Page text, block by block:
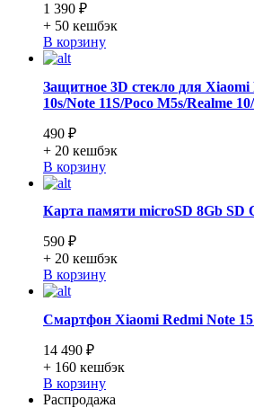
1 390 ₽
+ 50 кешбэк
В корзину
Защитное 3D стекло для Xiaomi
10s/Note 11S/Poco M5s/Realme
490 ₽
+ 20 кешбэк
В корзину
Карта памяти microSD 8Gb SD
590 ₽
+ 20 кешбэк
В корзину
Смартфон Xiaomi Redmi Note
14 490 ₽
+ 160 кешбэк
В корзину
Распродажа